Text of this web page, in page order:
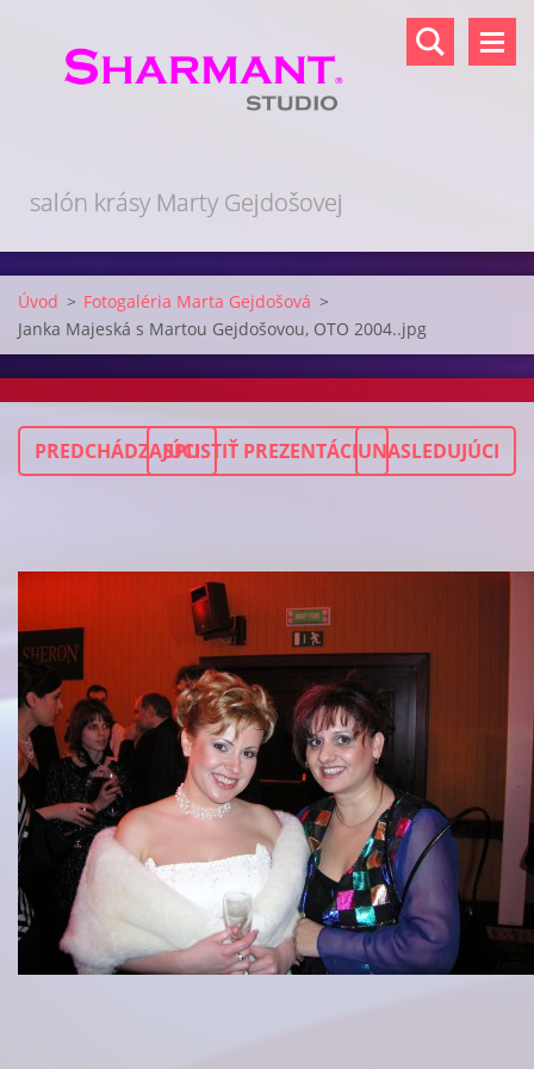
salón krásy Marty Gejdošovej
Úvod > Fotogaléria Marta Gejdošová >
Janka Majeská s Martou Gejdošovou, OTO 2004..jpg
PREDCHÁDZAJÚCISPUSTIŤ PREZENTÁCIUNASLEDUJÚCI